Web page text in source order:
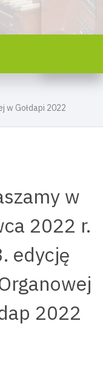
w Gołdapi 2022
w
2022 r.
edycję
2022